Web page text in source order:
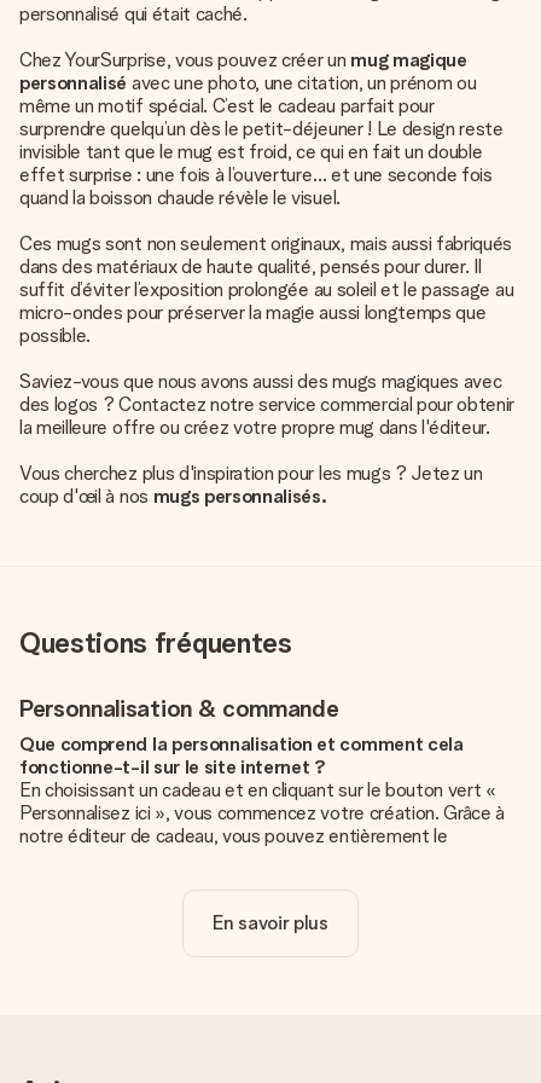
personnalisé qui était caché.
Chez YourSurprise, vous pouvez créer un mug magique
personnalisé avec une photo, une citation, un prénom ou
même un motif spécial. C’est le cadeau parfait pour
surprendre quelqu’un dès le petit-déjeuner ! Le design reste
invisible tant que le mug est froid, ce qui en fait un double
effet surprise : une fois à l’ouverture… et une seconde fois
quand la boisson chaude révèle le visuel.
Ces mugs sont non seulement originaux, mais aussi fabriqués
dans des matériaux de haute qualité, pensés pour durer. Il
suffit d’éviter l’exposition prolongée au soleil et le passage au
micro-ondes pour préserver la magie aussi longtemps que
possible.
Saviez-vous que nous avons aussi des mugs magiques avec
des logos ? Contactez notre service commercial pour obtenir
la meilleure offre ou créez votre propre mug dans l'éditeur.
Vous cherchez plus d'inspiration pour les mugs ? Jetez un
coup d'œil à nos mugs personnalisés.
Questions fréquentes
Personnalisation & commande
Que comprend la personnalisation et comment cela
fonctionne-t-il sur le site internet ?
En choisissant un cadeau et en cliquant sur le bouton vert «
Personnalisez ici », vous commencez votre création. Grâce à
notre éditeur de cadeau, vous pouvez entièrement le
unique pour ajouter une touche finale à votre cadeau.
La personnalisation est-elle comprise dans le prix ?
En savoir plus